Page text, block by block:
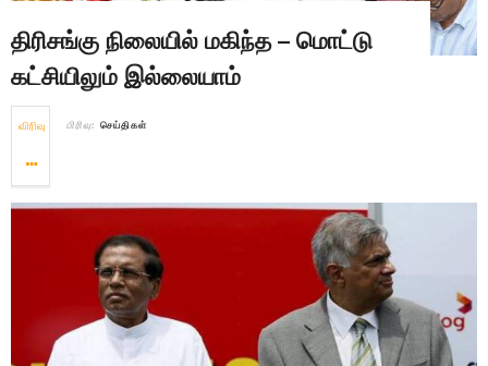
திரிசங்கு நிலையில் மகிந்த – மொட்டு
கட்சியிலும் இல்லையாம்
விரிவு பிரிவு: செய்திகள்